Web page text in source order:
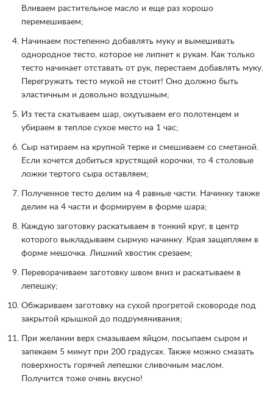
Вливаем растительное масло и еще раз хорошо
перемешиваем;
Начинаем постепенно добавлять муку и вымешивать
однородное тесто, которое не липнет к рукам. Как только
тесто начинает отставать от рук, перестаем добавлять муку.
Перегружать тесто мукой не стоит! Оно должно быть
эластичным и довольно воздушным;
Из теста скатываем шар, окутываем его полотенцем и
убираем в теплое сухое место на 1 час;
Сыр натираем на крупной терке и смешиваем со сметаной.
Если хочется добиться хрустящей корочки, то 4 столовые
ложки тертого сыра оставляем;
Полученное тесто делим на 4 равные части. Начинку также
делим на 4 части и формируем в форме шара;
Каждую заготовку раскатываем в тонкий круг, в центр
которого выкладываем сырную начинку. Края защепляем в
форме мешочка. Лишний хвостик срезаем;
Переворачиваем заготовку швом вниз и раскатываем в
лепешку;
Обжариваем заготовку на сухой прогретой сковороде под
закрытой крышкой до подрумянивания;
При желании верх смазываем яйцом, посыпаем сыром и
запекаем 5 минут при 200 градусах. Также можно смазать
поверхность горячей лепешки сливочным маслом.
Получится тоже очень вкусно!